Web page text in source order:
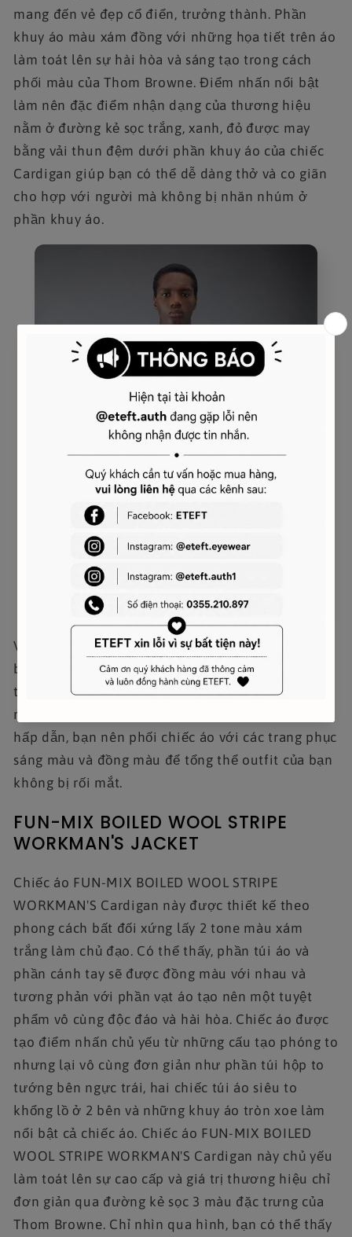
mang đến vẻ đẹp cổ điển, trưởng thành. Phần
khuy áo màu xám đồng với những họa tiết trên áo
làm toát lên sự hài hòa và sáng tạo trong cách
phối màu của Thom Browne. Điểm nhấn nổi bật
làm nên đặc điểm nhận dạng của thương hiệu
nằm ở đường kẻ sọc trắng, xanh, đỏ được may
bằng vải thun đệm dưới phần khuy áo của chiếc
Cardigan giúp bạn có thể dễ dàng thở và co giãn
cho hợp với người mà không bị nhăn nhúm ở
phần khuy áo.
Với chiếc áo này, bạn có thể mặc nó cho những
buổi tiệc thân mật với gia đình, những ngày trời
trời lạnh hay chỉ đơn giản là mặc khoác ngoài để
ra đường. Để tránh trông quá lỗi thời hay kém
hấp dẫn, bạn nên phối chiếc áo với các trang phục
sáng màu và đồng màu để tổng thể outfit của bạn
không bị rối mắt.
FUN-MIX BOILED WOOL STRIPE
WORKMAN'S JACKET
Chiếc áo FUN-MIX BOILED WOOL STRIPE
WORKMAN'S Cardigan này được thiết kế theo
phong cách bất đối xứng lấy 2 tone màu xám
trắng làm chủ đạo. Có thể thấy, phần túi áo và
phần cánh tay sẽ được đồng màu với nhau và
tương phản với phần vạt áo tạo nên một tuyệt
phẩm vô cùng độc đáo và hài hòa. Chiếc áo được
tạo điểm nhấn chủ yếu từ những cấu tạo phóng to
nhưng lại vô cùng đơn giản như phần túi hộp to
tướng bên ngực trái, hai chiếc túi áo siêu to
khổng lồ ở 2 bên và những khuy áo tròn xoe làm
nổi bật cả chiếc áo. Chiếc áo FUN-MIX BOILED
WOOL STRIPE WORKMAN'S Cardigan này chủ yếu
làm toát lên sự cao cấp và giá trị thương hiệu chỉ
đơn giản qua đường kẻ sọc 3 màu đặc trưng của
Thom Browne. Chỉ nhìn qua hình, bạn có thể thấy